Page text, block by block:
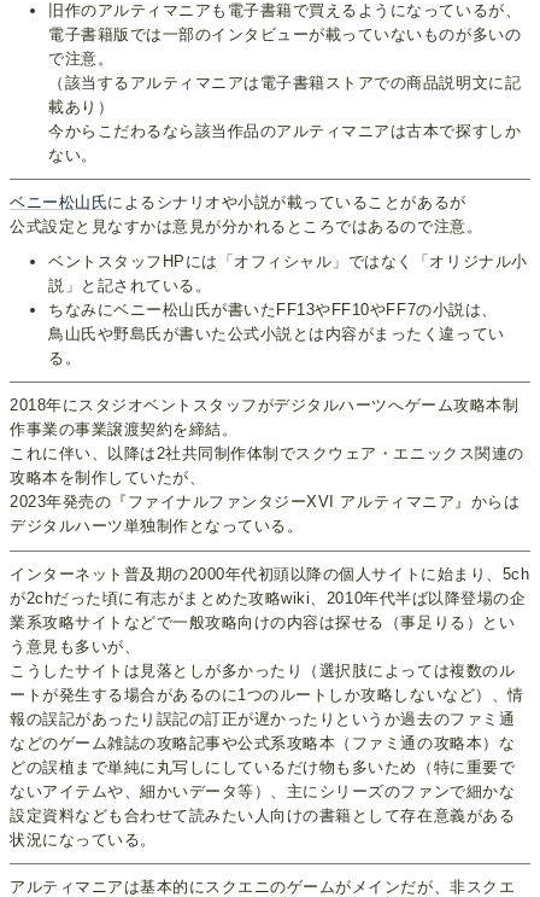
旧作のアルティマニアも電子書籍で買えるようになっているが、
電子書籍版では一部のインタビューが載っていないものが多いの
で注意。
（該当するアルティマニアは電子書籍ストアでの商品説明文に記
載あり）
今からこだわるなら該当作品のアルティマニアは古本で探すしか
ない。
ベニー松山氏によるシナリオや小説が載っていることがあるが
公式設定と見なすかは意見が分かれるところではあるので注意。
ベントスタッフHPには「オフィシャル」ではなく「オリジナル小
説」と記されている。
ちなみにベニー松山氏が書いたFF13やFF10やFF7の小説は、
鳥山氏や野島氏が書いた公式小説とは内容がまったく違ってい
る。
2018年にスタジオベントスタッフがデジタルハーツへゲーム攻略本制
作事業の事業譲渡契約を締結。
これに伴い、以降は2社共同制作体制でスクウェア・エニックス関連の
攻略本を制作していたが、
2023年発売の『ファイナルファンタジーXVI アルティマニア』からは
デジタルハーツ単独制作となっている。
インターネット普及期の2000年代初頭以降の個人サイトに始まり、5ch
が2chだった頃に有志がまとめた攻略wiki、2010年代半ば以降登場の企
業系攻略サイトなどで一般攻略向けの内容は探せる（事足りる）とい
う意見も多いが、
こうしたサイトは見落としが多かったり（選択肢によっては複数のル
ートが発生する場合があるのに1つのルートしか攻略しないなど）、情
報の誤記があったり誤記の訂正が遅かったりというか過去のファミ通
などのゲーム雑誌の攻略記事や公式系攻略本（ファミ通の攻略本）な
どの誤植まで単純に丸写しにしているだけ物も多いため（特に重要で
ないアイテムや、細かいデータ等）、主にシリーズのファンで細かな
設定資料なども合わせて読みたい人向けの書籍として存在意義がある
状況になっている。
アルティマニアは基本的にスクエニのゲームがメインだが、非スクエ